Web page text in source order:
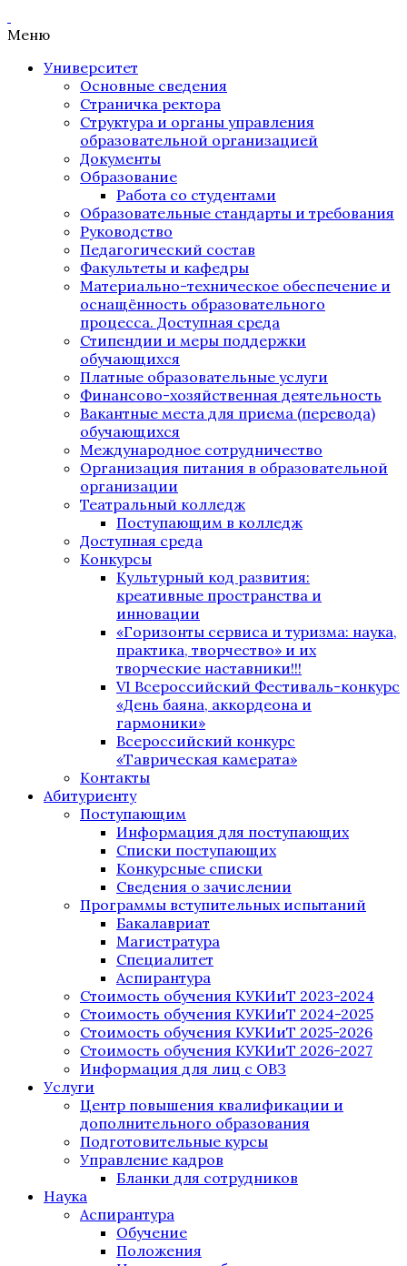
Меню
Университет
Основные сведения
Страничка ректора
Структура и органы управления
образовательной организацией
Документы
Образование
Работа со студентами
Образовательные стандарты и требования
Руководство
Педагогический состав
Факультеты и кафедры
Материально-техническое обеспечение и
оснащённость образовательного
процесса. Доступная среда
Стипендии и меры поддержки
обучающихся
Платные образовательные услуги
Финансово-хозяйственная деятельность
Вакантные места для приема (перевода)
обучающихся
Международное сотрудничество
Организация питания в образовательной
организации
Театральный колледж
Поступающим в колледж
Доступная среда
Конкурсы
Культурный код развития:
креативные пространства и
инновации
«Горизонты сервиса и туризма: наука,
практика, творчество» и их
творческие наставники!!!
VI Всероссийский Фестиваль-конкурс
«День баяна, аккордеона и
гармоники»
Всероссийский конкурс
«Таврическая камерата»
Контакты
Абитуриенту
Поступающим
Информация для поступающих
Списки поступающих
Конкурсные списки
Сведения о зачислении
Программы вступительных испытаний
Бакалавриат
Магистратура
Специалитет
Аспирантура
Стоимость обучения КУКИиТ 2023-2024
Стоимость обучения КУКИиТ 2024-2025
Стоимость обучения КУКИиТ 2025-2026
Стоимость обучения КУКИиТ 2026-2027
Информация для лиц с ОВЗ
Услуги
Центр повышения квалификации и
дополнительного образования
Подготовительные курсы
Управление кадров
Бланки для сотрудников
Наука
Аспирантура
Обучение
Положения